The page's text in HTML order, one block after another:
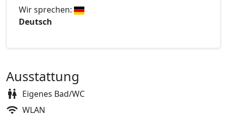
Wir sprechen:
Deutsch
Ausstattung
Eigenes Bad/WC
WLAN